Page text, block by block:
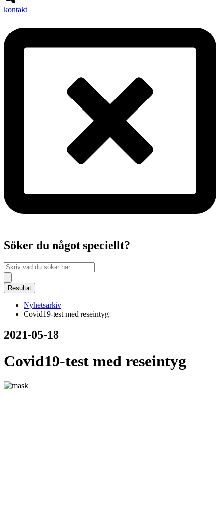
kontakt
Söker du något speciellt?
Search
...
Resultat
Nyhetsarkiv
Covid19-test med reseintyg
2021-05-18
Covid19-test med reseintyg